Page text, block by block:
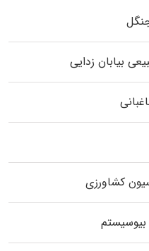
بیابان زدایی
کشاورزی